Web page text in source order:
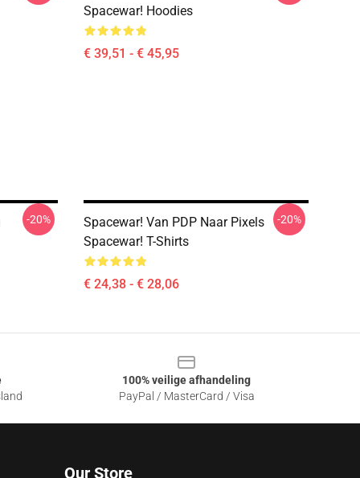
Spacewar! Hoodies
€ 39,51 - € 45,95
-20%
Spacewar! Van PDP Naar Pixels
Spacewar! T-Shirts
€ 24,38 - € 28,06
-20%
100% veilige afhandeling
PayPal / MasterCard / Visa
Our Store